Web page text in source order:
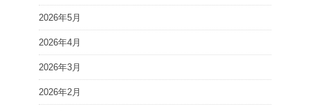
2026年5月
2026年4月
2026年3月
2026年2月